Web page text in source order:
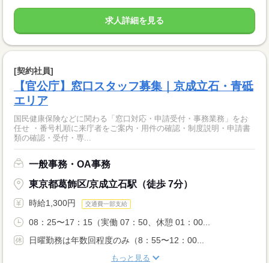
求人詳細を見る
[契約社員]
【官公庁】窓口スタッフ募集｜京成立石・青砥
エリア
国民健康保険などに関わる「窓口対応・申請受付・事務業務」をお
任せ ・番号札順に来庁者をご案内・用件の確認・制度説明・申請書
類の確認・受付・専...
一般事務・OA事務
東京都葛飾区/京成立石駅（徒歩 7分）
時給1,300円 交通費一部支給
08：25〜17：15（実働 07：50、休憩 01：00...
日曜勤務は年数回程度のみ（8：55〜12：00...
もっと見る